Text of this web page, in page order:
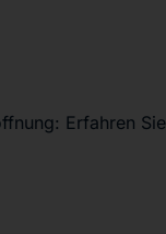
Erfahren